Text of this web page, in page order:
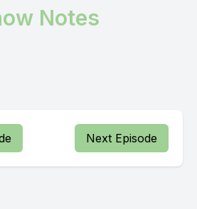
Notes
Next Episode